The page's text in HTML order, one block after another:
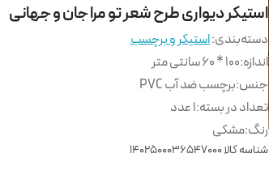
استیکر دیواری طرح شعر تو مرا جان و جهانی
دسته‌بندی:استیکر و برچسب
اندازه:100 * 60 سانتی متر
جنس:برچسب ضد آب PVC
تعداد در بسته:1 عدد
رنگ:مشکی
شناسه کالا1402500036547000